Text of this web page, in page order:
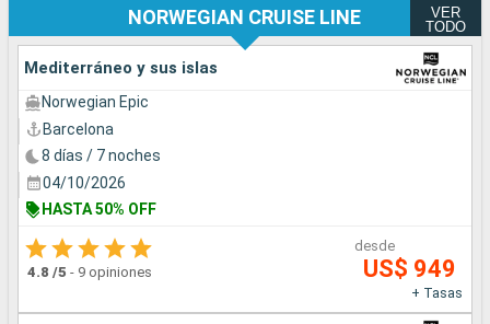
NORWEGIAN CRUISE LINE
VER
TODO
Mediterráneo y sus islas
Norwegian Epic
Barcelona
8 días / 7 noches
04/10/2026
HASTA 50% OFF
4.8 /5 - 9 opiniones
desde
US$ 949
+ Tasas